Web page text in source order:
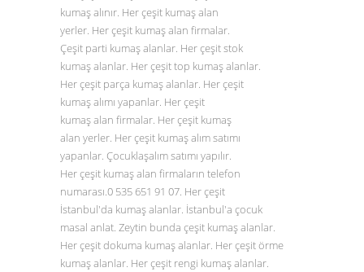
kumaş alınır. Her çeşit kumaş alan
yerler. Her çeşit kumaş alan firmalar.
Çeşit parti kumaş alanlar. Her çeşit stok
kumaş alanlar. Her çeşit top kumaş alanlar.
Her çeşit parça kumaş alanlar. Her çeşit
kumaş alımı yapanlar. Her çeşit
kumaş alan firmalar. Her çeşit kumaş
alan yerler. Her çeşit kumaş alım satımı
yapanlar. Çocuklaşalım satımı yapılır.
Her çeşit kumaş alan firmaların telefon
numarası.0 535 651 91 07. Her çeşit
İstanbul'da kumaş alanlar. İstanbul'a çocuk
masal anlat. Zeytin bunda çeşit kumaş alanlar.
Her çeşit dokuma kumaş alanlar. Her çeşit örme
kumaş alanlar. Her çeşit rengi kumaş alanlar.